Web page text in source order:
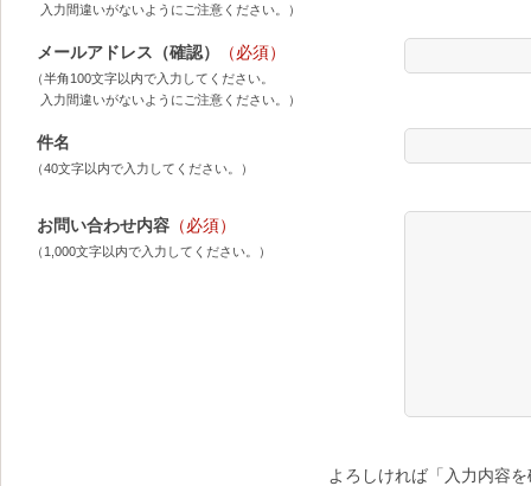
入力間違いがないようにご注意ください。）
メールアドレス（確認） （必須）
（半角100文字以内で入力してください。
入力間違いがないようにご注意ください。）
件名
（40文字以内で入力してください。）
お問い合わせ内容 （必須）
（1,000文字以内で入力してください。）
よろしければ「入力内容